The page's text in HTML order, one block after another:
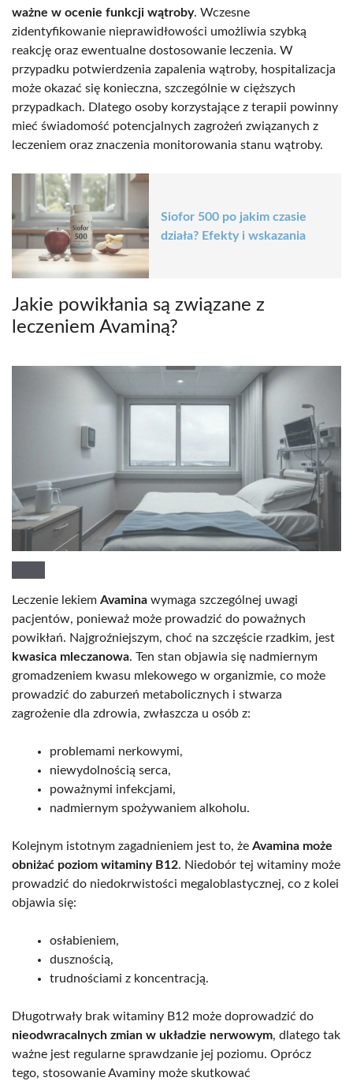
ważne w ocenie funkcji wątroby. Wczesne
zidentyfikowanie nieprawidłowości umożliwia szybką
reakcję oraz ewentualne dostosowanie leczenia. W
przypadku potwierdzenia zapalenia wątroby, hospitalizacja
może okazać się konieczna, szczególnie w cięższych
przypadkach. Dlatego osoby korzystające z terapii powinny
mieć świadomość potencjalnych zagrożeń związanych z
leczeniem oraz znaczenia monitorowania stanu wątroby.
Siofor 500 po jakim czasie
działa? Efekty i wskazania
Jakie powikłania są związane z
leczeniem Avaminą?
Leczenie lekiem Avamina wymaga szczególnej uwagi
pacjentów, ponieważ może prowadzić do poważnych
powikłań. Najgroźniejszym, choć na szczęście rzadkim, jest
kwasica mleczanowa. Ten stan objawia się nadmiernym
gromadzeniem kwasu mlekowego w organizmie, co może
prowadzić do zaburzeń metabolicznych i stwarza
zagrożenie dla zdrowia, zwłaszcza u osób z:
problemami nerkowymi,
niewydolnością serca,
poważnymi infekcjami,
nadmiernym spożywaniem alkoholu.
Kolejnym istotnym zagadnieniem jest to, że Avamina może
obniżać poziom witaminy B12. Niedobór tej witaminy może
prowadzić do niedokrwistości megaloblastycznej, co z kolei
objawia się:
osłabieniem,
dusznością,
trudnościami z koncentracją.
Długotrwały brak witaminy B12 może doprowadzić do
nieodwracalnych zmian w układzie nerwowym, dlatego tak
ważne jest regularne sprawdzanie jej poziomu. Oprócz
tego, stosowanie Avaminy może skutkować